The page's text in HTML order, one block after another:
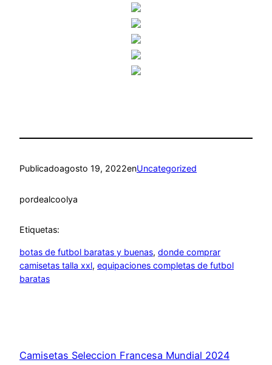
Publicadoagosto 19, 2022enUncategorized
pordealcoolya
Etiquetas:
botas de futbol baratas y buenas, donde comprar
camisetas talla xxl, equipaciones completas de futbol
baratas
Camisetas Seleccion Francesa Mundial 2024